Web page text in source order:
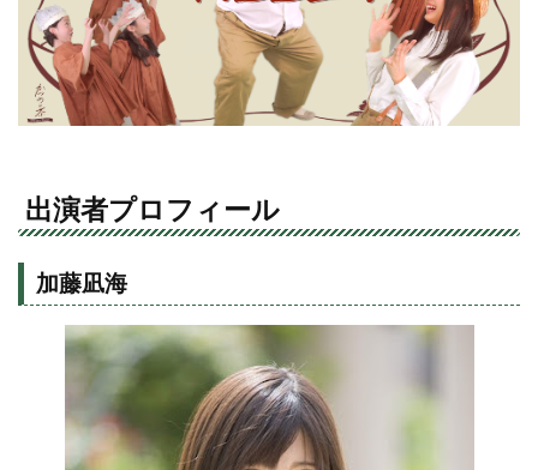
出演者プロフィール
加藤凪海